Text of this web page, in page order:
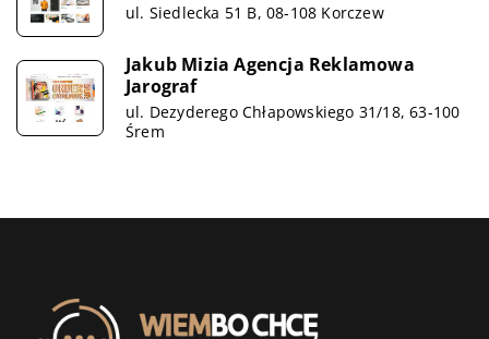
ul. Siedlecka 51 B, 08-108 Korczew
Jakub Mizia Agencja Reklamowa
Jarograf
ul. Dezyderego Chłapowskiego 31/18, 63-100
Śrem